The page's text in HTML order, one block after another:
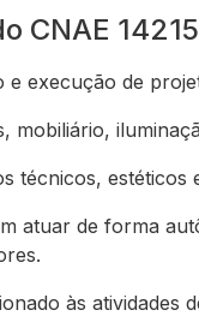
CNAE
e execução de
mobiliário,
técnicos,
atuar de forma
às atividades